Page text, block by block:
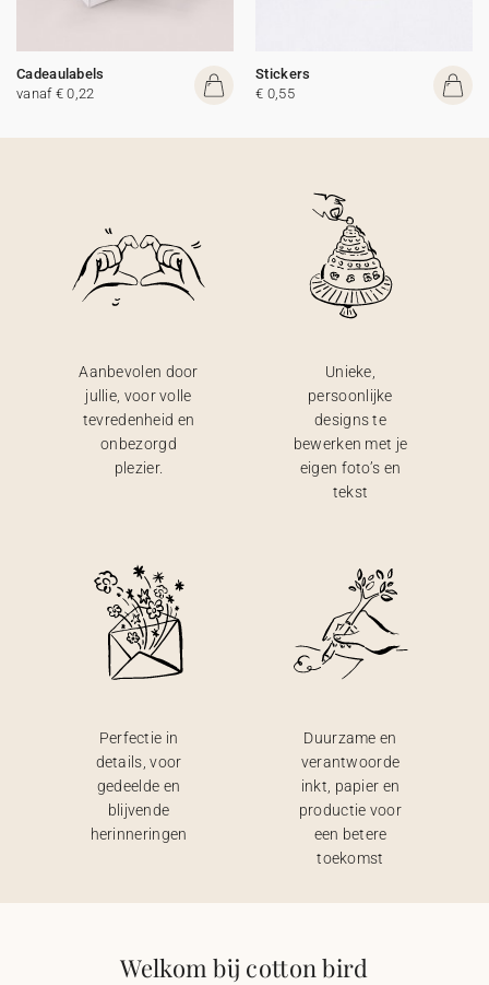
Cadeaulabels
vanaf € 0,22
Stickers
€ 0,55
Aanbevolen door
jullie, voor volle
tevredenheid en
onbezorgd
plezier.
Unieke,
persoonlijke
designs te
bewerken met je
eigen foto’s en
tekst
Perfectie in
details, voor
gedeelde en
blijvende
herinneringen
Duurzame en
verantwoorde
inkt, papier en
productie voor
een betere
toekomst
Welkom bij cotton bird